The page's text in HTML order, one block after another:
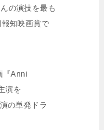
の演技を最も
知映画賞で
『Anni
演を
の単発ドラ